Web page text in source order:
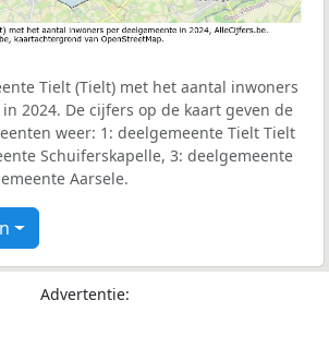
Tielt (Tielt) met het aantal inwoners
2024. De cijfers op de kaart geven de
weer: 1: deelgemeente Tielt Tielt
Schuiferskapelle, 3: deelgemeente
Aarsele.
Advertentie: